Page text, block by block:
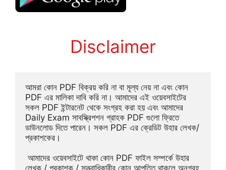
Disclaimer
আমরা কোন PDF বিক্রয় করি না বা মূল্য নেয় না এবং কোন
PDF এর মালিকা দাবি করি না। আমাদের এই ওয়েবসাইটের
সকল PDF ইন্টারনেট থেকে সংগ্রহ করা হয় এবং আমাদের
Daily Exam সাবস্ক্রিপশন গ্রাহক PDF গুলো ফ্রিতে
ডাউনলোড দিতে পারেন। সকল PDF এর ক্রেডিট উহার লেখক/
প্রকাশকের।
লেখক / প্রকাশক / সত্ত্বাধিকারীর কোন আপত্তি থাকলে অনুগ্রহ